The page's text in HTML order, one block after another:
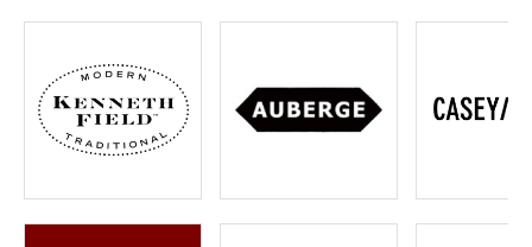
ご利用ガイド
プライバシーポリシー
特定商取引法について
お問い合わせ
OFFICIAL WEB SITE